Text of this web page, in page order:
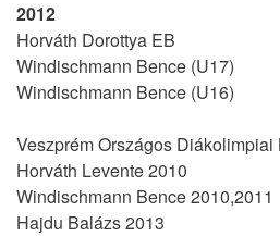
2012
Horváth Dorottya EB
Windischmann Bence (U17)
Windischmann Bence (U16)
Veszprém Országos Diákolimpiai
Horváth Levente 2010
Windischmann Bence 2010,2011
Hajdu Balázs 2013